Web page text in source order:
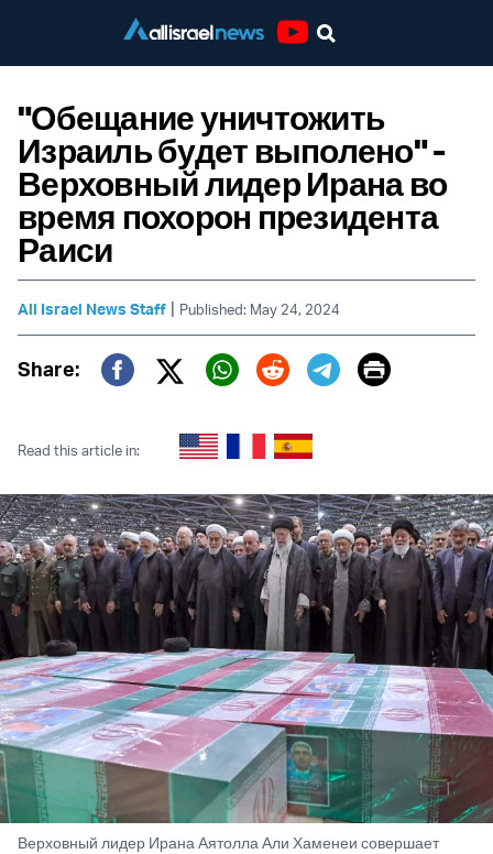
"Обещание уничтожить
Израиль будет выполено" -
Верховный лидер Ирана во
время похорон президента
Раиси
All Israel News Staff | Published: May 24, 2024
Share:
Twitter (X)
Print
Read this article in:
Верховный лидер Ирана Аятолла Али Хаменеи совершает